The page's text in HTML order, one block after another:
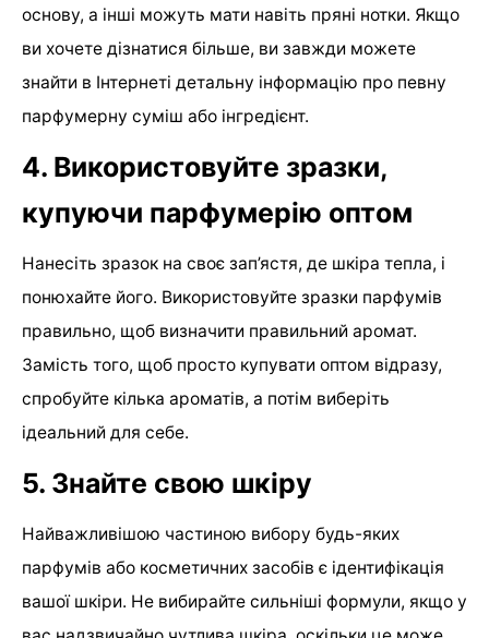
основу, а інші можуть мати навіть пряні нотки. Якщо
ви хочете дізнатися більше, ви завжди можете
знайти в Інтернеті детальну інформацію про певну
парфумерну суміш або інгредієнт.
4. Використовуйте зразки,
купуючи парфумерію оптом
Нанесіть зразок на своє зап’ястя, де шкіра тепла, і
понюхайте його. Використовуйте зразки парфумів
правильно, щоб визначити правильний аромат.
Замість того, щоб просто купувати оптом відразу,
спробуйте кілька ароматів, а потім виберіть
ідеальний для себе.
5. Знайте свою шкіру
Найважливішою частиною вибору будь-яких
парфумів або косметичних засобів є ідентифікація
вашої шкіри. Не вибирайте сильніші формули, якщо у